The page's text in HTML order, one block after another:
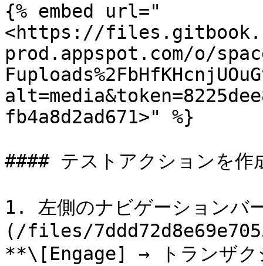
{% embed url="
<https://
prod.appspot.com/o/
fb4a8d2ad671>" %}
#### テストアクションを作
1. 左側のナビゲーション
(/files/
**\[Engage] → トランザク